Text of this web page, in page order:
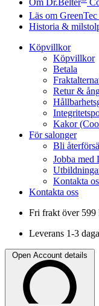
Läs om
Historia &
Köpvillkor
Köpvillkor
Betala
Retur &
Kakor
För salonger
Bli
Jobba med
Kontakta
Kontakta oss
Fri frakt över 599
Leverans 1-3
Open Account details